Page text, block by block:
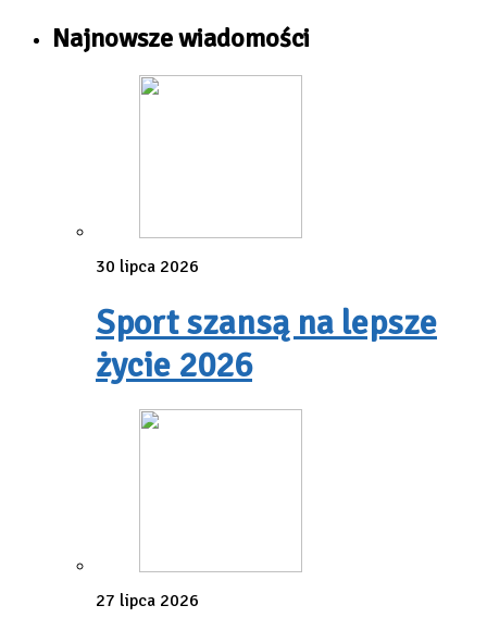
Najnowsze wiadomości
30 lipca 2026
Sport szansą na lepsze
życie 2026
27 lipca 2026